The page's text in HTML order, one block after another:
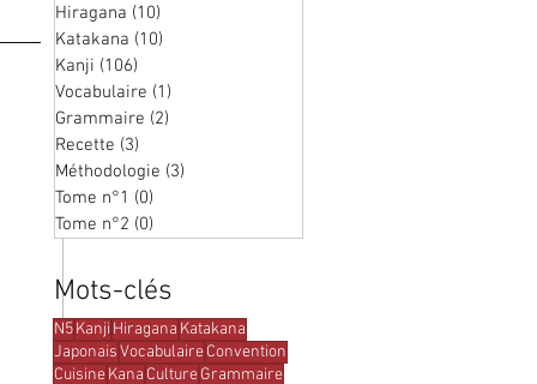
Hiragana (10)
Katakana (10)
Kanji (106)
Vocabulaire (1)
Grammaire (2)
Recette (3)
Méthodologie (3)
Tome n°1 (0)
Tome n°2 (0)
Mots-clés
N5Kanji Hiragana Katakana
JaponaisVocabulaireConvention
CuisineKana CultureGrammaire